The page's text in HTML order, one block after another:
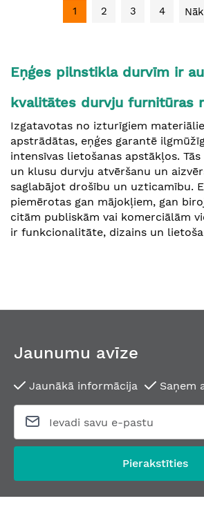
1 2 3 4
Eņģes pilnstikla durvīm ir
kvalitātes durvju furnitūras
Izgatavotas no izturīgiem
apstrādātas, eņģes garantē
intensīvas lietošanas apstākļos.
un klusu durvju atvēršanu un
saglabājot drošību un uzticamību.
piemērotas gan mājokļiem, gan
citām publiskām vai komerciālām
ir funkcionalitāte, dizains un
Jaunumu avīze
Jaunākā informācija Saņem
Pierakstīties